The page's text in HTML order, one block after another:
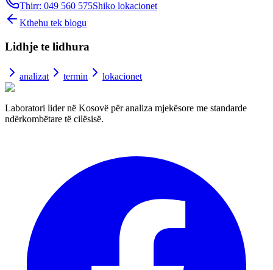
Thirr: 049 560 575Shiko lokacionet
Kthehu tek blogu
Lidhje te lidhura
analizat termin lokacionet
Laboratori lider në Kosovë për analiza mjekësore me standarde
ndërkombëtare të cilësisë.